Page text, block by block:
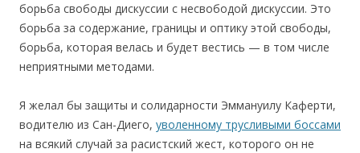
борьба свободы дискуссии с несвободой дискуссии. Это
борьба за содержание, границы и оптику этой свободы,
борьба, которая велась и будет вестись — в том числе
неприятными методами.
Я желал бы защиты и солидарности Эммануилу Каферти,
водителю из Сан-Диего, уволенному трусливыми боссами
на всякий случай за расистский жест, которого он не